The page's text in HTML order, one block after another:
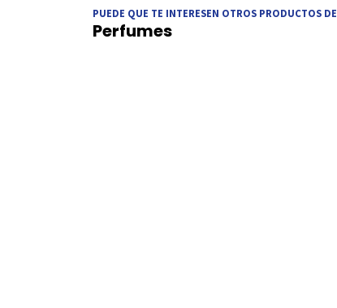
PUEDE QUE TE INTERESEN OTROS PRODUCTOS DE
Perfumes